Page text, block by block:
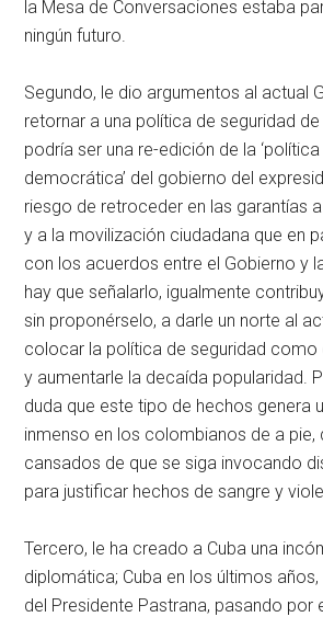
la Mesa de Conversaciones estaba
ningún futuro.
Segundo, le dio argumentos al actual
retornar a una política de seguridad
podría ser una re-edición de la
democrática’ del gobierno del
riesgo de retroceder en las garantías
y a la movilización ciudadana que en
con los acuerdos entre el Gobierno y
hay que señalarlo, igualmente
sin proponérselo, a darle un norte al
colocar la política de seguridad como
y aumentarle la decaída popularidad.
duda que este tipo de hechos genera
inmenso en los colombianos de a pie,
cansados de que se siga invocando
para justificar hechos de sangre y
Tercero, le ha creado a Cuba una
diplomática; Cuba en los últimos
del Presidente Pastrana, pasando por